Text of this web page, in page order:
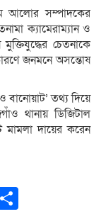
আলোর সম্পাদকের
ক্যামেরাম্যান ও
চেতনাকে
জনমনে অসন্তোষ
বানোয়াট’ তথ্য দিয়ে
থানায় ডিজিটাল
মামলা দায়ের করেন